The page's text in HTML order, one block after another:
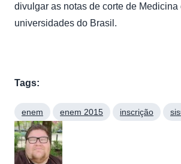
divulgar as notas de corte de Medicina
universidades do Brasil.
Tags:
enem enem 2015 inscrição